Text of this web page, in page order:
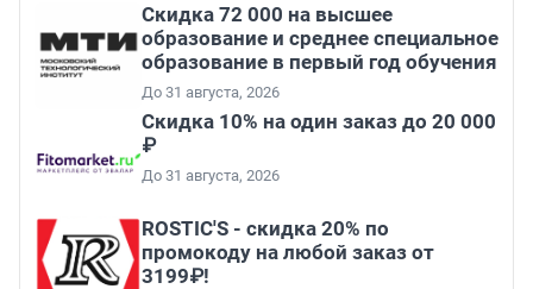
Скидка 72 000 на высшее
образование и среднее специальное
образование в первый год обучения
До 31 августа, 2026
Скидка 10% на один заказ до 20 000
₽
До 31 августа, 2026
ROSTIC'S - скидка 20% по
промокоду на любой заказ от
3199₽!